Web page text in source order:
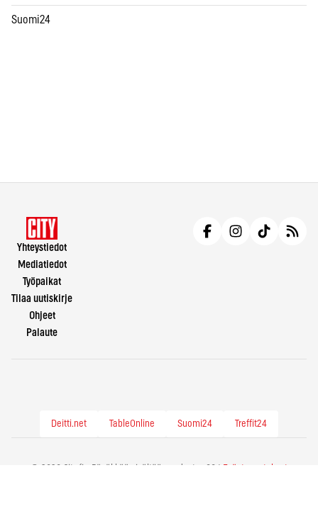
Suomi24
Yhteystiedot
Mediatiedot
Työpaikat
Tilaa uutiskirje
Ohjeet
Palaute
Deitti.net TableOnline Suomi24 Treffit24